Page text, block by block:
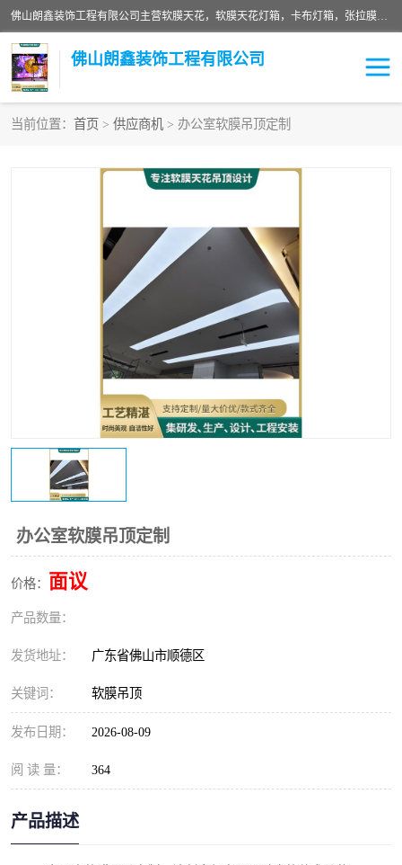
佛山朗鑫装饰工程有限公司主营软膜天花，软膜天花灯箱，卡布灯箱，张拉膜等产品，价格实惠，支持定制；公司专业装饰铺面，家居，会展特装，软膜等工程，技能精良人员，安装快、价格合理，质量保证、热诚与各方有识人士合作，欢迎新老客户来电咨询。
佛山朗鑫装饰工程有限公司
当前位置： 首页 > 供应商机 > 办公室软膜吊顶定制
办公室软膜吊顶定制
价格： 面议
产品数量：
发货地址： 广东省佛山市顺德区
关键词： 软膜吊顶
发布日期： 2026-08-09
阅 读 量： 364
产品描述